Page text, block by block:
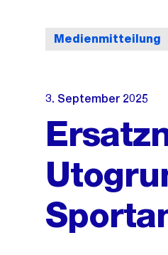
Medienmitteilung
3. September 2025